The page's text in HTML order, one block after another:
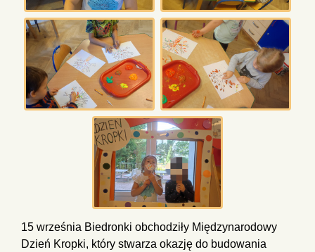
15 września Biedronki obchodziły Międzynarodowy
Dzień Kropki, który stwarza okazję do budowania